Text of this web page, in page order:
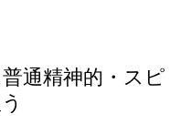
通精神的・スピ